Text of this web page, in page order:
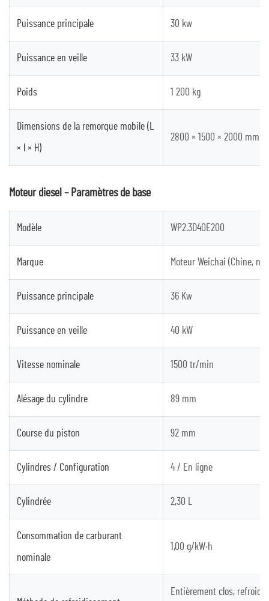
Puissance principale 30 kw
Puissance en veille 33 kW
Poids 1 200 kg
Dimensions de la remorque mobile (L
× l × H)
2800 × 1500 × 2000 mm
Moteur diesel – Paramètres de base
Modèle WP2.3D40E200
Marque Moteur Weichai (Chine,
Puissance principale 36 Kw
Puissance en veille 40 kW
Vitesse nominale 1500 tr/min
Alésage du cylindre 89 mm
Course du piston 92 mm
Cylindres / Configuration 4 / En ligne
Cylindrée 2,30 L
Consommation de carburant
nominale
1,00 g/kW·h
Entièrement clos, refroidi